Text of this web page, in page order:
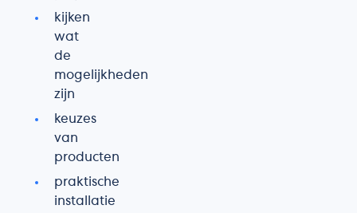
kijken
wat
de
mogelijkheden
zijn
keuzes
van
producten
praktische
installatie